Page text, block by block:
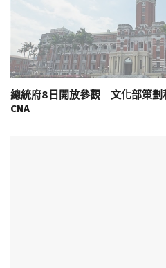
總統府8日開放參觀 文化部策劃
CNA